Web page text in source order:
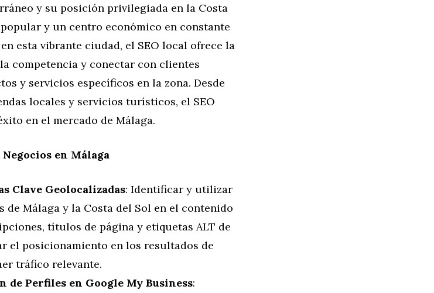
y su posición privilegiada en la Costa
y un centro económico en constante
esta vibrante ciudad, el SEO local ofrece la
competencia y conectar con clientes
y servicios específicos en la zona. Desde
locales y servicios turísticos, el SEO
en el mercado de Málaga.
en Málaga
Clave Geolocalizadas: Identificar y utilizar
de Málaga y la Costa del Sol en el contenido
títulos de página y etiquetas ALT de
el posicionamiento en los resultados de
tráfico relevante.
de Perfiles en Google My Business: